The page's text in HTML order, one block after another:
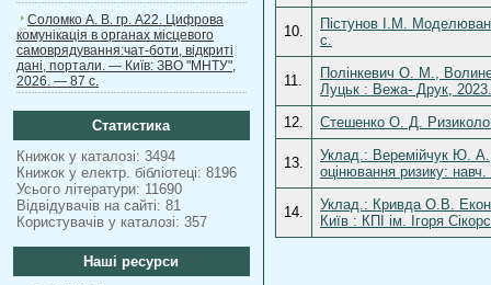
Соломко А. В. гр. А22. Цифрова
комунікація в органах місцевого
самоврядування:чат-боти, відкриті
дані, портали. — Київ: ЗВО "МНТУ",
2026. — 87 с.
Статистика
Книжок у каталозі: 3494
Книжок у електр. бібліотеці: 8196
Усього літератури: 11690
Відвідувачів на сайті: 81
Користувачів у каталозі: 357
Наші ресурси
10.
Пістунов І.М.
с.
11.
Полінкевич О. М.,
Луцьк : Вежа- Друк,
12.
Стешенко О. Д.
13.
Уклад.: Веремійчук Ю. А.,
оцінювання ризику:
14.
Уклад.: Кривда О.В.
Київ : КПІ ім. Ігоря